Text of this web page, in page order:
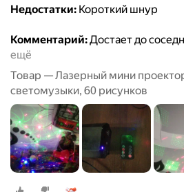
Недостатки: Короткий шнур
Комментарий:Достает до
ещё
Товар — Лазерный мини
светомузыки, 60 рисунков